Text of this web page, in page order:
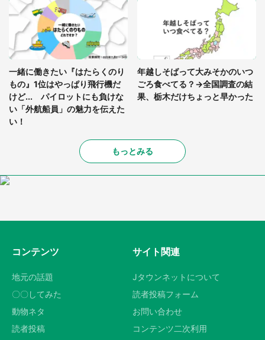
一緒に働きたい『はたらくのり
もの』1位はやっぱり飛行機だ
けど... パイロットにも負けな
い「外航船員」の魅力を伝えた
い！
年越しそばって大みそかのいつ
ごろ食べてる？→全国調査の結
果、栃木だけちょっと早かった
もっとみる
コンテンツ
地元の話題
〇〇してみた
動物ネタ
読者投稿
サイト関連
Jタウンネットについて
読者投稿フォーム
お問い合わせ
コンテンツ二次利用